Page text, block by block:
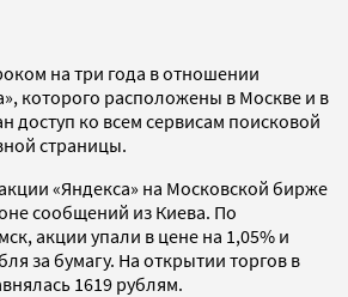
на три года в отношении
которого расположены в Москве и в
доступ ко всем сервисам поисковой
страницы.
«Яндекса» на Московской бирже
сообщений из Киева. По
акции упали в цене на 1,05% и
за бумагу. На открытии торгов в
1619 рублям.